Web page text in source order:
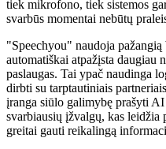
tiek mikrofono, tiek sistemos
svarbūs momentai nebūtų
"Speechyou" naudoja
automatiškai atpažįsta daugiau
paslaugas. Tai ypač naudinga
dirbti su tarptautiniais
įranga siūlo galimybę prašyti
svarbiausių įžvalgų, kas leidžia
greitai gauti reikalingą